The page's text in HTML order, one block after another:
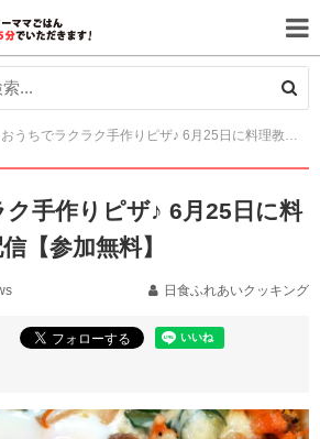
おうちでラクラク手作りピザ♪ 6月25日に料理教室ライブ配信【参加無料】
手作りピザ♪ 6月25日に料
【参加無料】
日食ふれあいクッキング